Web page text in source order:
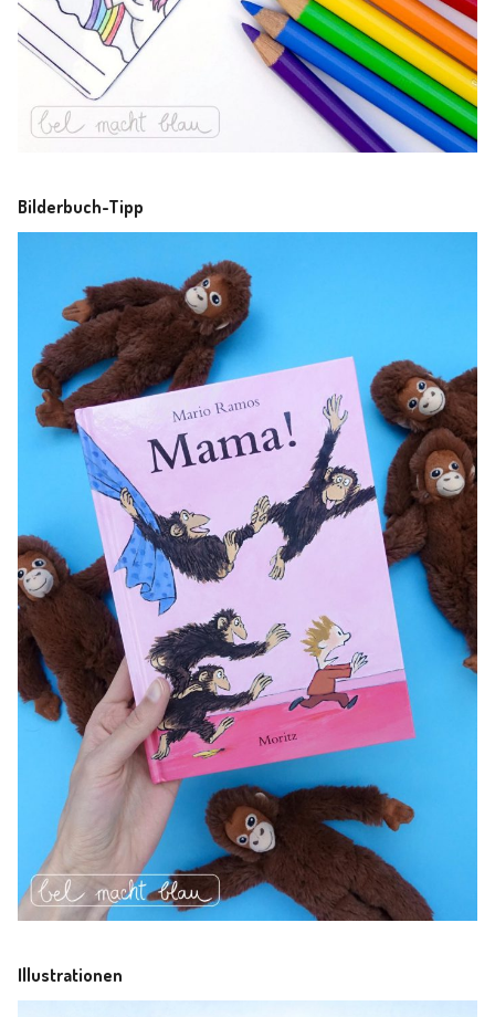
Bilderbuch-Tipp
Illustrationen